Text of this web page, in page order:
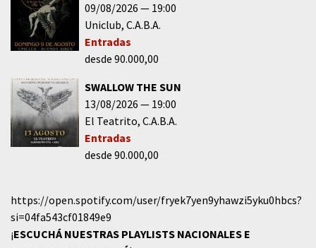
09/08/2026
19:00
Uniclub C.A.B.A.
Entradas
desde 90.000,00
SWALLOW THE SUN
13/08/2026
19:00
El Teatrito C.A.B.A.
Entradas
desde 90.000,00
https://open.spotify.com/user/fryek7yen9yhawzi5yku0hbcs?
si=04fa543cf01849e9
¡ESCUCHÁ NUESTRAS PLAYLISTS NACIONALES E